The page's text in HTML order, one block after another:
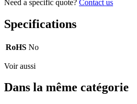
Need a specific quote? Contact us
Specifications
RoHS No
Voir aussi
Dans la même catégorie